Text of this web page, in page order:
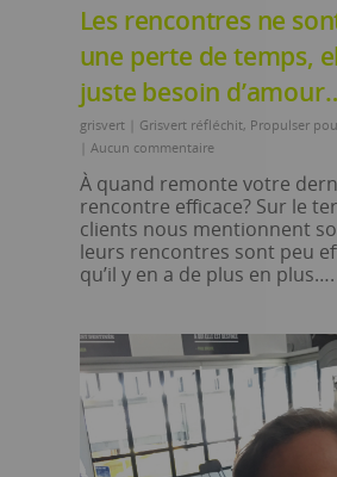
Les rencontres ne
une perte de temps,
juste besoin
grisvert Grisvert réfléchit, Propulser
Aucun commentaire
À quand remonte votre
rencontre efficace? Sur le
clients nous mentionnent
leurs rencontres sont peu
qu’il y en a de plus en plus….